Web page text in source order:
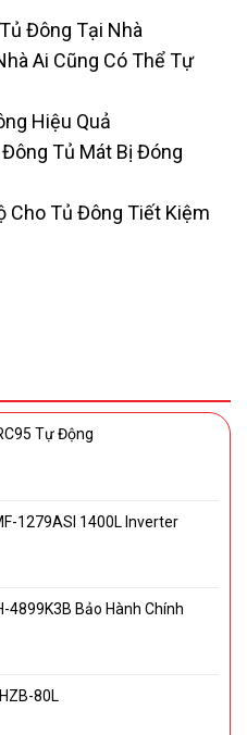
Tự Động
1279ASI 1400L Inverter
4899K3B Bảo Hành Chính
80L
Đông Tại Nhà
Ai Cũng Có Thể Tự
Hiệu Quả
Tủ Mát Bị Đóng
Cho Tủ Đông Tiết Kiệm